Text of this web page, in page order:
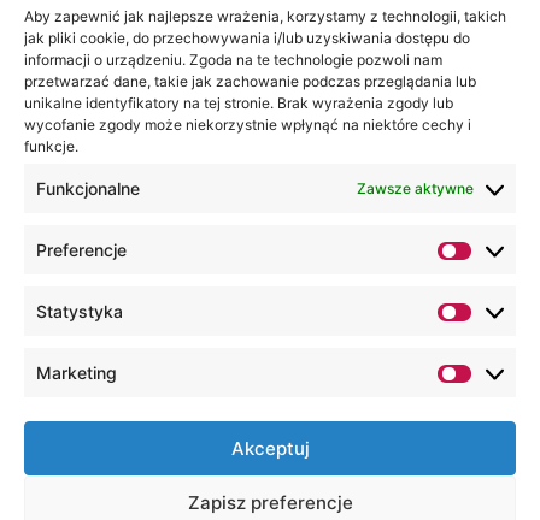
Aby zapewnić jak najlepsze wrażenia, korzystamy z technologii, takich
jak pliki cookie, do przechowywania i/lub uzyskiwania dostępu do
informacji o urządzeniu. Zgoda na te technologie pozwoli nam
przetwarzać dane, takie jak zachowanie podczas przeglądania lub
unikalne identyfikatory na tej stronie. Brak wyrażenia zgody lub
wycofanie zgody może niekorzystnie wpłynąć na niektóre cechy i
funkcje.
Funkcjonalne Zawsze aktywne
Preferencje
Statystyka
Marketing
Akceptuj
Zapisz preferencje
Akademia
WSEI
ul.
Projektowa
4
Wszelkie Prawa Zastrzeżone, Lubelska